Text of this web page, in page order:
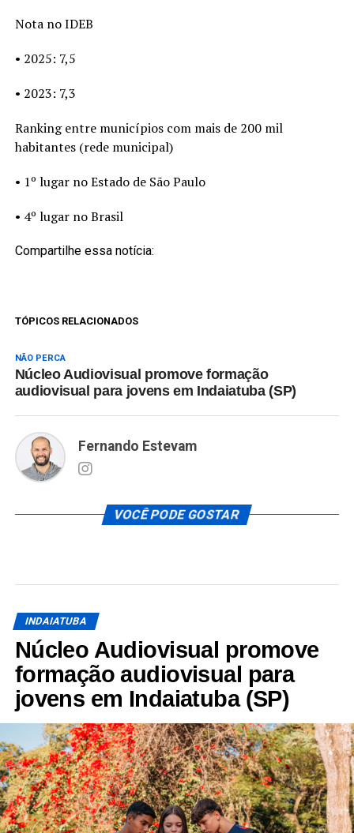
Nota no IDEB
• 2025: 7,5
• 2023: 7,3
Ranking entre municípios com mais de 200 mil
habitantes (rede municipal)
• 1º lugar no Estado de São Paulo
• 4º lugar no Brasil
Compartilhe essa notícia:
TÓPICOS RELACIONADOS
NÃO PERCA
Núcleo Audiovisual promove formação
audiovisual para jovens em Indaiatuba (SP)
Fernando Estevam
VOCÊ PODE GOSTAR
INDAIATUBA
Núcleo Audiovisual promove
formação audiovisual para
jovens em Indaiatuba (SP)